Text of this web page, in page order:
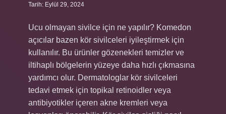
Tarih: Eylül 29, 2024
Ucu olmayan sivilce için ne yapılır? Komedon
açıcılar bazen kör sivilceleri iyileştirmek için
kullanılır. Bu ürünler gözenekleri temizler ve
iltihaplı bölgelerin yüzeye daha hızlı çıkmasına
yardımcı olur. Dermatologlar kör sivilceleri
tedavi etmek için topikal retinoidler veya
antibiyotikler içeren akne kremleri veya